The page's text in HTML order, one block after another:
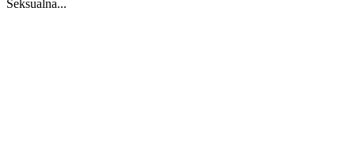
Seksualna...